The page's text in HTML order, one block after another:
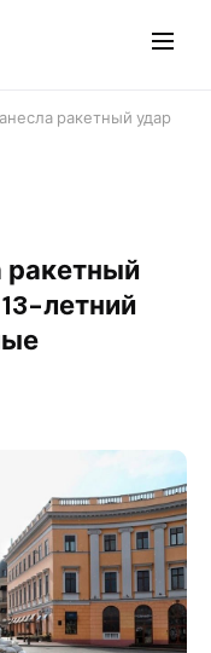
ракетный удар
ракетный
летний